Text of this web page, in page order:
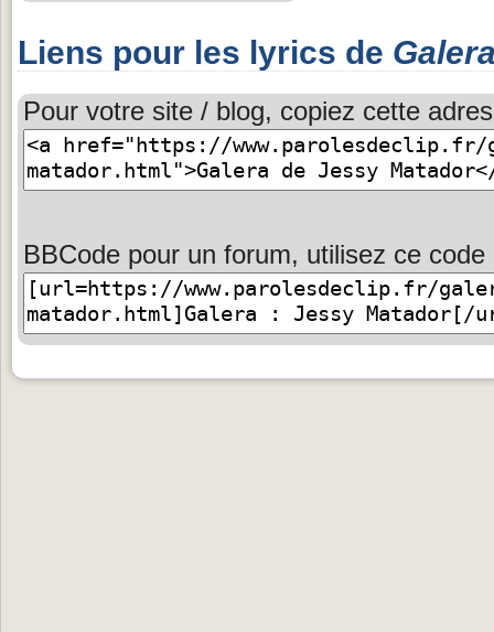
Liens pour les lyrics de
Pour votre site / blog, copiez cette
BBCode pour un forum, utilisez ce code